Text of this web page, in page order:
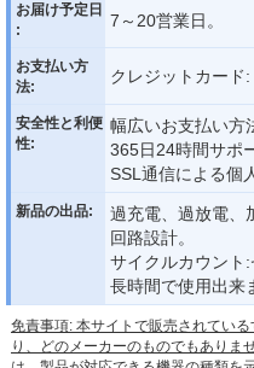
お届け予定日
:
7～20営業日。
お支払い方
法:
クレジットカード:
安全性と利便
性:
幅広いお支払い方
365日24時間サポ
SSL通信による個
新品の出品:
過充電、過放電、
回路設計。
サイクルカウント:
長時間で使用出来
免責事項: 本サイトで販売されてい
り、どのメーカーのものでもありま